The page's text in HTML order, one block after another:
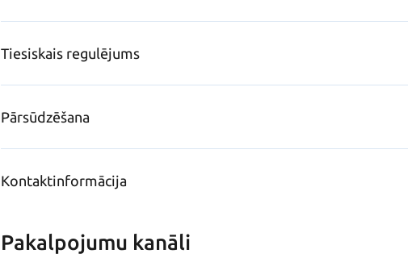
Tiesiskais regulējums
Pārsūdzēšana
Kontaktinformācija
Pakalpojumu kanāli